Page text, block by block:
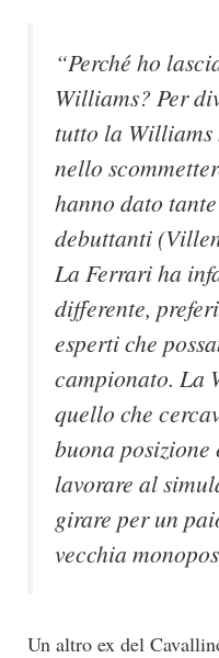
“Perché ho
Williams? Per
tutto la Williams
nello
hanno dato
debuttanti
La Ferrari ha
differente,
esperti che
campionato. La
quello che
buona
lavorare al
girare per un
vecchia
Un altro ex del